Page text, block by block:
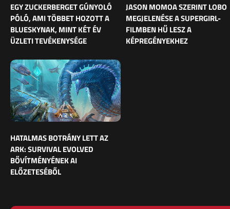
EGY ZUCKERBERGET GÚNYOLÓ
PÓLÓ, AMI TÖBBET HOZOTT A
BLUESKYNAK, MINT KÉT ÉV
ÜZLETI TEVÉKENYSÉGE
JASON MOMOA SZERINT LOBO
MEGJELENÉSE A SUPERGIRL-
FILMBEN HŰ LESZ A
KÉPREGÉNYEKHEZ
HATALMAS BOTRÁNY LETT AZ
ARK: SURVIVAL EVOLVED
BŐVÍTMÉNYÉNEK AI
ELŐZETESÉBŐL